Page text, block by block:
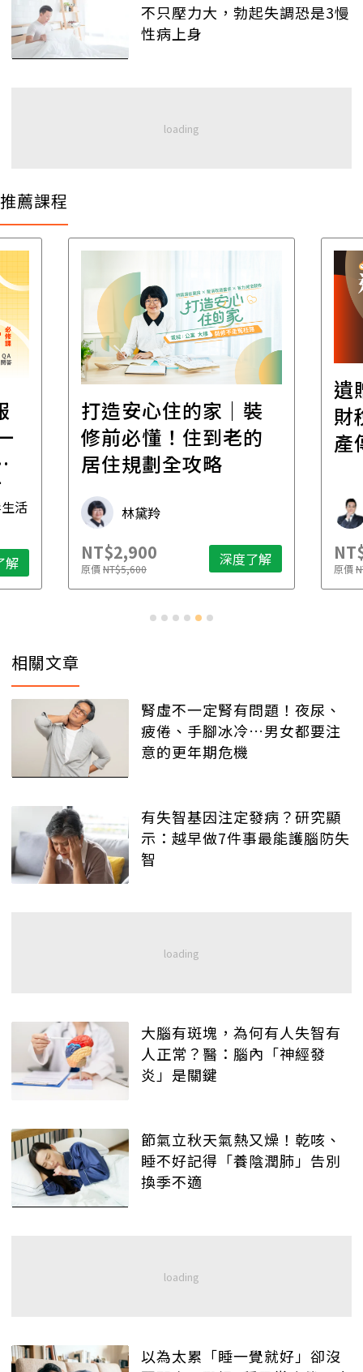
不只壓力大，勃起失調恐是3慢
性病上身
推薦課程
活
解
打造安心住的家｜裝
修前必懂！住到老的
居住規劃全攻略
林黛羚
NT$2,900
原價NT$5,600 深度了解
遺
財
產
原價
相關文章
腎虛不一定腎有問題！夜尿、
疲倦、手腳冰冷…男女都要注
意的更年期危機
有失智基因注定發病？研究顯
示：越早做7件事最能護腦防失
智
大腦有斑塊，為何有人失智有
人正常？醫：腦內「神經發
炎」是關鍵
節氣立秋天氣熱又燥！乾咳、
睡不好記得「養陰潤肺」告別
換季不適
以為太累「睡一覺就好」卻沒